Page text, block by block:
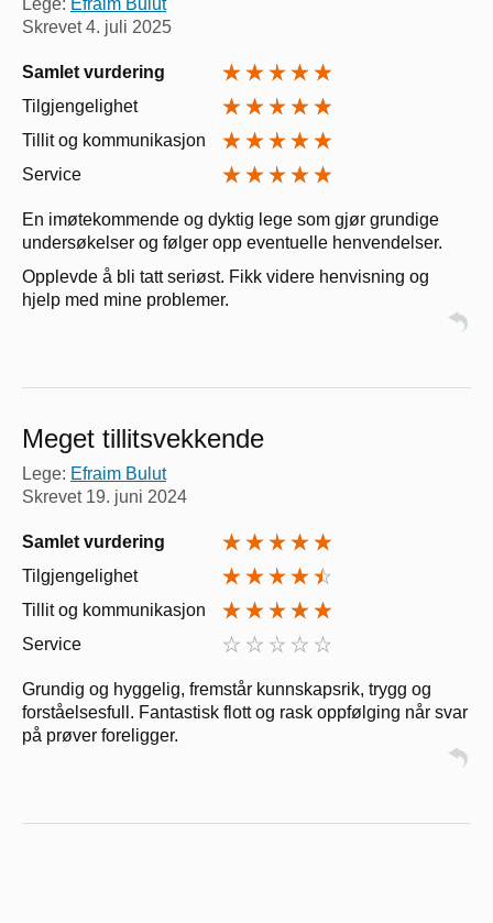
Skrevet4. juli 2025
Samlet vurdering
Tilgjengelighet
Tillit og kommunikasjon
Service
En imøtekommende og dyktig lege som gjør grundige
undersøkelser og følger opp eventuelle henvendelser.
Opplevde å bli tatt seriøst. Fikk videre henvisning og
hjelp med mine problemer.
Meget tillitsvekkende
Lege: Efraim Bulut
Skrevet 19. juni 2024
Samlet vurdering
Tilgjengelighet
Tillit og kommunikasjon
Service
Grundig og hyggelig, fremstår kunnskapsrik, trygg og
forståelsesfull. Fantastisk flott og rask oppfølging når svar
på prøver foreligger.